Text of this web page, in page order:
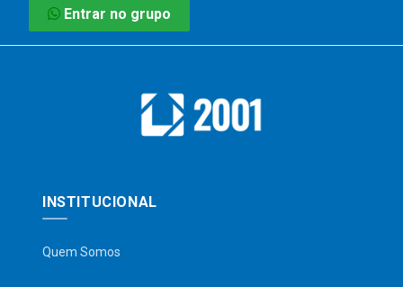
Entrar no grupo
INSTITUCIONAL
Quem Somos